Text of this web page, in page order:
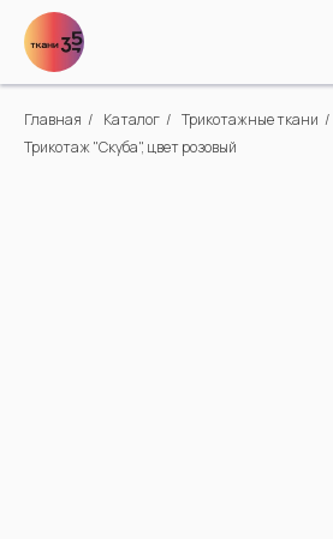
Главная / Каталог / Трикотажные ткани /
Трикотаж "Скуба", цвет розовый